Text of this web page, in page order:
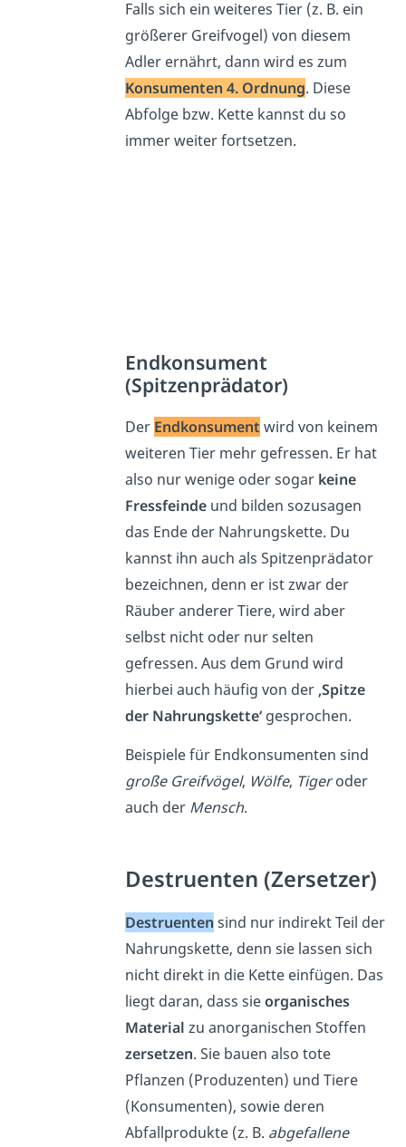
Falls sich ein weiteres Tier (z. B. ein
größerer Greifvogel) von diesem
Adler ernährt, dann wird es zum
Konsumenten 4. Ordnung. Diese
Abfolge bzw. Kette kannst du so
immer weiter fortsetzen.
Endkonsument
(Spitzenprädator)
Der Endkonsument wird von keinem
weiteren Tier mehr gefressen. Er hat
also nur wenige oder sogar keine
Fressfeinde und bilden sozusagen
das Ende der Nahrungskette. Du
kannst ihn auch als Spitzenprädator
bezeichnen, denn er ist zwar der
Räuber anderer Tiere, wird aber
selbst nicht oder nur selten
gefressen. Aus dem Grund wird
hierbei auch häufig von der ‚Spitze
der Nahrungskette‘ gesprochen.
Beispiele für Endkonsumenten sind
große Greifvögel, Wölfe, Tigeroder
auch der Mensch.
Destruenten (Zersetzer)
Destruenten sind nur indirekt Teil der
Nahrungskette, denn sie lassen sich
nicht direkt in die Kette einfügen. Das
liegt daran, dass sieorganisches
Material zu anorganischen Stoffen
zersetzen. Sie bauen also tote
Pflanzen (Produzenten) und Tiere
(Konsumenten), sowie deren
Abfallprodukte (z. B. abgefallene